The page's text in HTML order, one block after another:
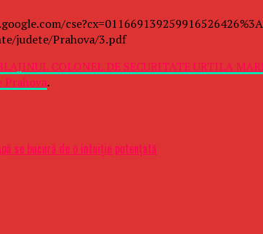
judete/Prahova/3.pdf
COLONEL DE SECURITATE URTILA
Prahova.
se bucură de o intuiţie potenţată